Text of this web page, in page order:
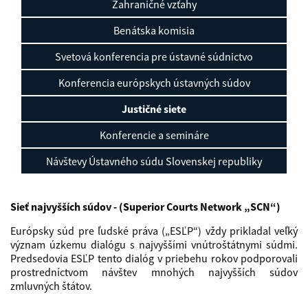
Sieť najvyšších súdov - (Superior Courts Network „SCN“)
Európsky súd pre ľudské práva („ESĽP“) vždy prikladal veľký
význam úzkemu dialógu s najvyššími vnútroštátnymi súdmi.
Predsedovia ESĽP tento dialóg v priebehu rokov podporovali
prostredníctvom návštev mnohých najvyšších súdov
zmluvných štátov.
Zahraničné vzťahy
Benátska komisia
Svetová konferencia pre ústavné súdnictvo
Konferencia európskych ústavných súdov
Justičné siete
Konferencie a semináre
Návštevy Ústavného súdu Slovenskej republiky